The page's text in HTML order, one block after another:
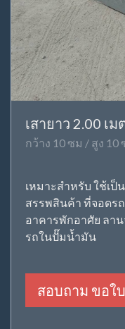
เสายาว 2.00 เ
กว้าง 10 ซม / สูง 10
เหมาะสำหรับ ใช้เ
สรรพสินค้า ที่จอดร
อาคารพักอาศัย ลา
รถในปั๊มน้ำมัน
สอบถาม ขอใ